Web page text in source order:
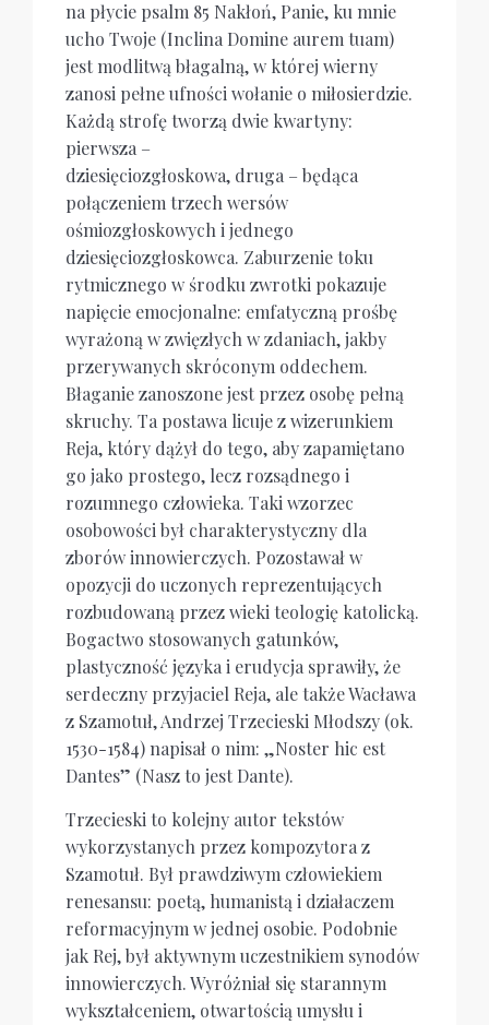
na płycie psalm 85 Nakłoń, Panie, ku mnie
ucho Twoje (Inclina Domine aurem tuam)
jest modlitwą błagalną, w której wierny
zanosi pełne ufności wołanie o miłosierdzie.
Każdą strofę tworzą dwie kwartyny:
pierwsza –
dziesięciozgłoskowa, druga – będąca
połączeniem trzech wersów
ośmiozgłoskowych i jednego
dziesięciozgłoskowca. Zaburzenie toku
rytmicznego w środku zwrotki pokazuje
napięcie emocjonalne: emfatyczną prośbę
wyrażoną w zwięzłych w zdaniach, jakby
przerywanych skróconym oddechem.
Błaganie zanoszone jest przez osobę pełną
skruchy. Ta postawa licuje z wizerunkiem
Reja, który dążył do tego, aby zapamiętano
go jako prostego, lecz rozsądnego i
rozumnego człowieka. Taki wzorzec
osobowości był charakterystyczny dla
zborów innowierczych. Pozostawał w
opozycji do uczonych reprezentujących
rozbudowaną przez wieki teologię katolicką.
Bogactwo stosowanych gatunków,
plastyczność języka i erudycja sprawiły, że
serdeczny przyjaciel Reja, ale także Wacława
z Szamotuł, Andrzej Trzecieski Młodszy (ok.
1530-1584) napisał o nim: „Noster hic est
Dantes” (Nasz to jest Dante).
Trzecieski to kolejny autor tekstów
wykorzystanych przez kompozytora z
Szamotuł. Był prawdziwym człowiekiem
renesansu: poetą, humanistą i działaczem
reformacyjnym w jednej osobie. Podobnie
jak Rej, był aktywnym uczestnikiem synodów
innowierczych. Wyróżniał się starannym
wykształceniem, otwartością umysłu i